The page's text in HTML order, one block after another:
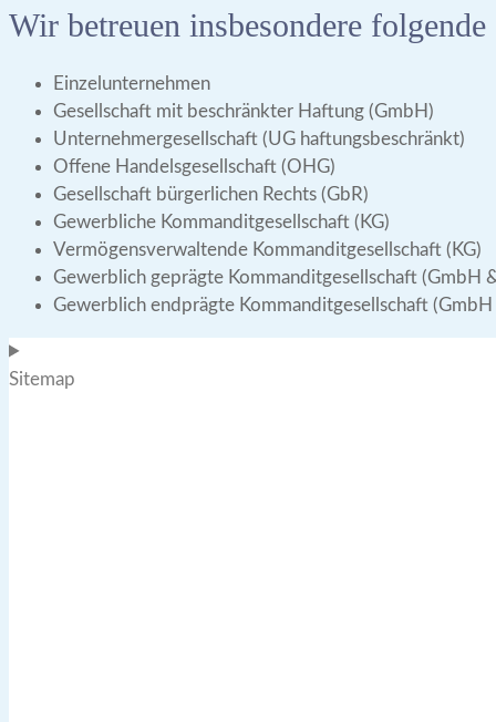
Wir betreuen insbesondere
Einzelunternehmen
Gesellschaft mit beschränkter Haftung (GmbH)
Unternehmergesellschaft (UG haftungsbeschränkt)
Offene Handelsgesellschaft (OHG)
Gesellschaft bürgerlichen Rechts (GbR)
Gewerbliche Kommanditgesellschaft (KG)
Vermögensverwaltende Kommanditgesellschaft (KG)
Gewerblich geprägte Kommanditgesellschaft (GmbH
Gewerblich endprägte Kommanditgesellschaft (GmbH
Sitemap